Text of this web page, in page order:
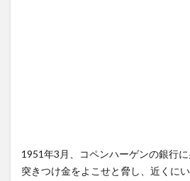
1951年3月、コペンハーゲンの銀行
突きつけ金をよこせと脅し、近くに